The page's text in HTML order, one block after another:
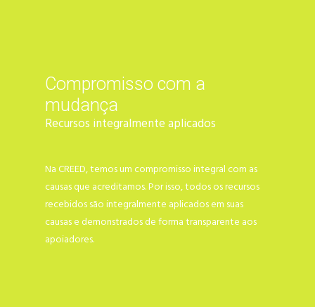
Compromisso com a
mudança
Recursos integralmente aplicados
Na CREED, temos um compromisso integral com as
causas que acreditamos. Por isso, todos os recursos
recebidos são integralmente aplicados em suas
causas e demonstrados de forma transparente aos
apoiadores.